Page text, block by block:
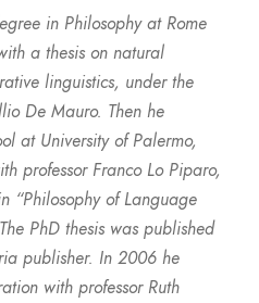
in Philosophy at Rome
a thesis on natural
linguistics, under the
De Mauro. Then he
at University of Palermo,
professor Franco Lo Piparo,
“Philosophy of Language
PhD thesis was published
publisher. In 2006 he
with professor Ruth